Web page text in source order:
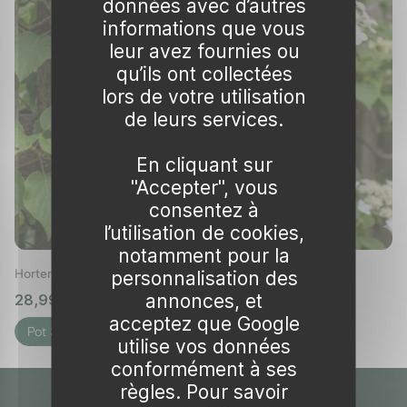
adapté auxsols humides et bien drainés
condition indispensable pour une croissance
optimale.
Floraison estivale : Ses fleurs blanches
apparaissent durant l'été, créant un contraste
saisissant avec son feuillage vert profond au fil
des mois les plus chauds. Lafloraison estivale
en fait l'une des plantes grimpantes les plus
appréciées des jardiniers.
Feuillage caduc :Elle perd ses feuilles en
hiver, permettant de nouvelles pousses
chaque printemps.
Sols humides et bien drainés :Préfère les
terrains acides mais tolère également les
sols légèrement alcalins.
Hortensia grimpant
28,99 € 🌱 en stock
Pot 3L
données avec d’autres
informations que vous
leur avez fournies ou
qu’ils ont collectées
lors de votre utilisation
de leurs services.
En cliquant sur
"Accepter", vous
consentez à
l’utilisation de cookies,
notamment pour la
personnalisation des
annonces, et
acceptez que Google
utilise vos données
conformément à ses
règles. Pour savoir